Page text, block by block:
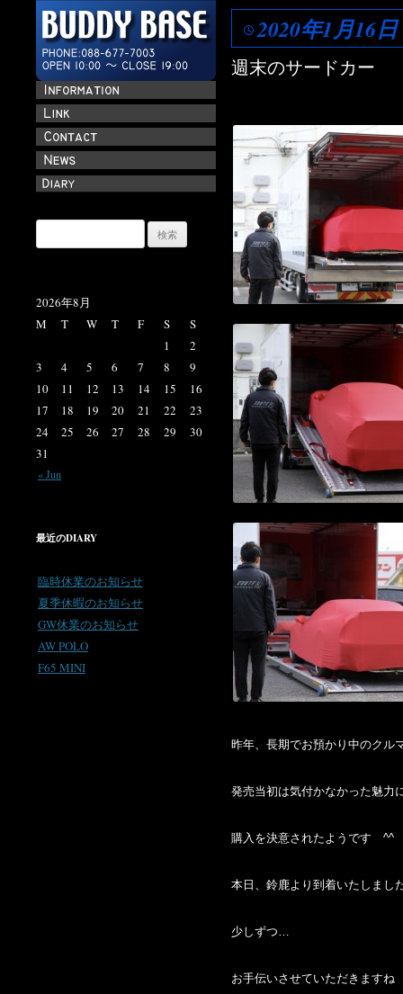
索:
2026年8月
M
T W T F S
S
1
2
3
4 5 6 7 8
9
10
11 12 13 14 15
16
17
18 19 20 21 22
23
24
25 26 27 28 29
30
31
« Jun
最近のDIARY
臨時休業のお知らせ
夏季休暇のお知らせ
GW休業のお知らせ
AW POLO
F65 MINI
2020年1月16日
週末のサードカー
昨年、長期でお預かり中のクル
発売当初は気付かなかった魅力
購入を決意されたようです ^^
本日、鈴鹿より到着いたしまし
少しずつ…
お手伝いさせていただきます